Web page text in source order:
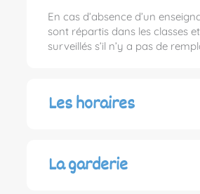
En cas d’absence d’un
sont répartis dans les classes
surveillés s’il n’y a pas de
Les horaires
La garderie